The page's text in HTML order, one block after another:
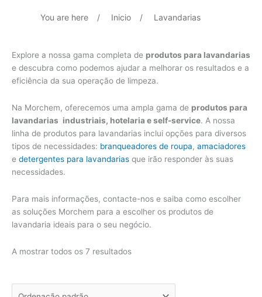
You are here / Inicio / Lavandarias
Explore a nossa gama completa de produtos para lavandarias
e descubra como podemos ajudar a melhorar os resultados e a
eficiência da sua operação de limpeza.
Na Morchem, oferecemos uma ampla gama de produtos para
lavandarias industriais, hotelaria e self-service. A nossa
linha de produtos para lavandarias inclui opções para diversos
tipos de necessidades: branqueadores de roupa, amaciadores
e detergentes para lavandarias que irão responder às suas
necessidades.
Para mais informações, contacte-nos e saiba como escolher
as soluções Morchem para a escolher os produtos de
lavandaria ideais para o seu negócio.
A mostrar todos os 7 resultados